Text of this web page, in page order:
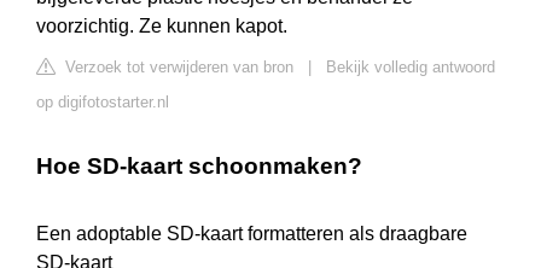
voorzichtig. Ze kunnen kapot.
Verzoek tot verwijderen van bron
Bekijk volledig antwoord
op digifotostarter.nl
Hoe SD-kaart schoonmaken?
Een adoptable SD-kaart formatteren als draagbare
SD-kaart